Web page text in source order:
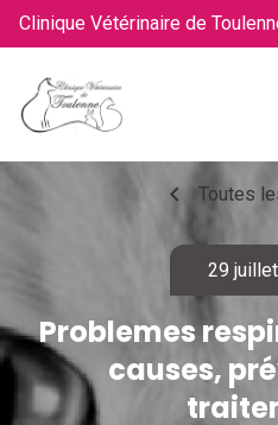
Clinique Vétérinaire de
chevron_left Toutes
29
Problemes
causes,